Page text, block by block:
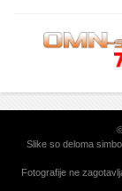
Slike so deloma
Fotografije ne